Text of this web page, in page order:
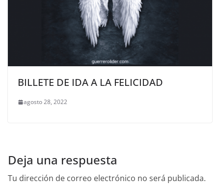
BILLETE DE IDA A LA FELICIDAD
agosto 28, 2022
Deja una respuesta
Tu dirección de correo electrónico no será publicada.